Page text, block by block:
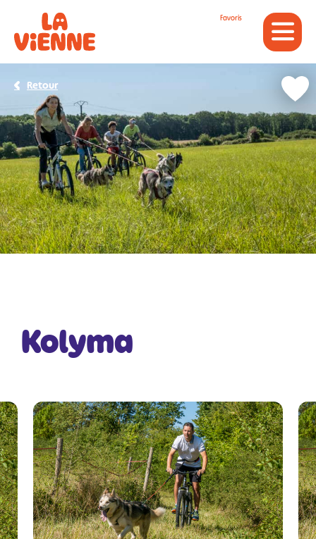
Favoris
Kolyma
Retour